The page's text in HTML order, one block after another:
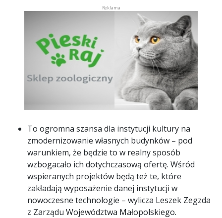
To ogromna szansa dla instytucji kultury na
zmodernizowanie własnych budynków – pod
warunkiem, że będzie to w realny sposób
wzbogacało ich dotychczasową ofertę. Wśród
wspieranych projektów będą też te, które
zakładają wyposażenie danej instytucji w
nowoczesne technologie – wylicza Leszek Zegzda
z Zarządu Województwa Małopolskiego.